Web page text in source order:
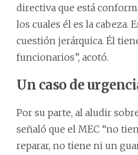
directiva que está
los cuales él es la cabeza.
cuestión jerárquica. Él
funcionarios”, acotó.
Un caso de
Por su parte, al aludir
señaló que el MEC “no
reparar, no tiene ni un